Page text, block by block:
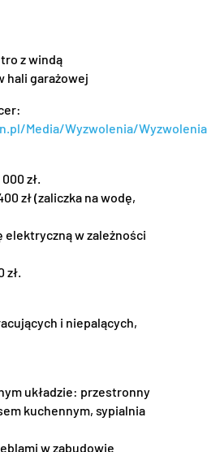
z windą
hali garażowej
Media/Wyzwolenia/
zł.
zł (zaliczka na wodę,
elektryczną w zależności
zł.
i niepalących,
układzie: przestronny
kuchennym, sypialnia
w zabudowie